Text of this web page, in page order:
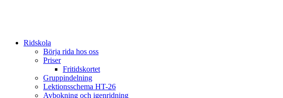
Ridskola
Börja rida hos oss
Priser
Fritidskortet
Gruppindelning
Lektionsschema HT-26
Avbokning och igenridning